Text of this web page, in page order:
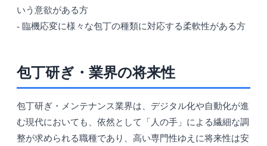
いう意欲がある方
- 臨機応変に様々な包丁の種類に対応する柔軟性がある方
包丁研ぎ・業界の将来性
包丁研ぎ・メンテナンス業界は、デジタル化や自動化が進
む現代においても、依然として「人の手」による繊細な調
整が求められる職種であり、高い専門性ゆえに将来性は安